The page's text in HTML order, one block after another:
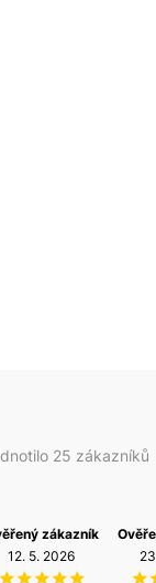
25 zákazníků
zákazník
12. 5. 2026
Foukaná
NZÚ Light
11. 12. 2025